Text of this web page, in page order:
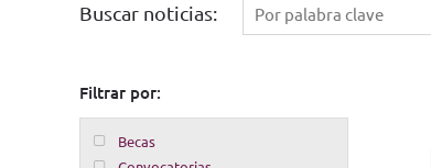
Buscar noticias:
Filtrar por:
Becas